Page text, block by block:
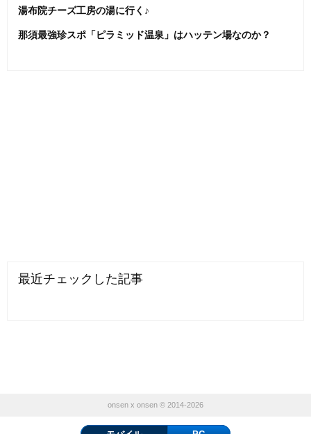
湯布院チーズ工房の湯に行く♪
那須最強珍スポ「ピラミッド温泉」はハッテン場なのか？
最近チェックした記事
onsen x onsen © 2014-2026